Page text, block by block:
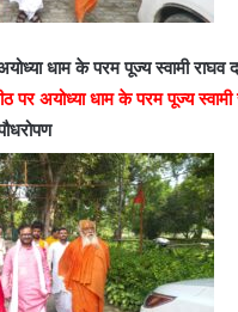
धाम के परम पूज्य स्वामी राघव
पर अयोध्या धाम के परम पूज्य